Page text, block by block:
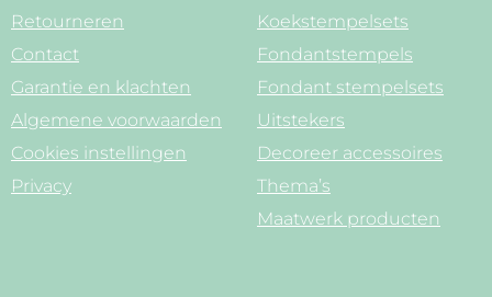
Retourneren
Contact
Garantie en klachten
Algemene voorwaarden
Cookies instellingen
Privacy
Koekstempelsets
Fondantstempels
Fondant stempelsets
Uitstekers
Decoreer accessoires
Thema’s
Maatwerk producten